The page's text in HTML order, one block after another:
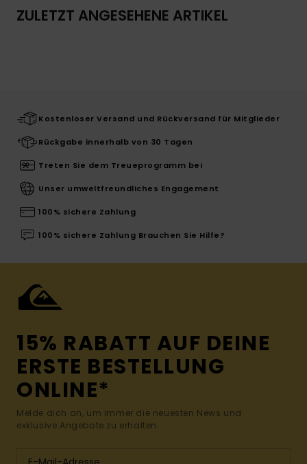
ZULETZT ANGESEHENE ARTIKEL
Kostenloser Versand und Rückversand für Mitglieder
Rückgabe innerhalb von 30 Tagen
Treten Sie dem Treueprogramm bei
Unser umweltfreundliches Engagement
100% sichere Zahlung
100% sichere Zahlung Brauchen Sie Hilfe?
15% RABATT AUF DEINE
ERSTE BESTELLUNG
ONLINE*
Melde dich an, um immer die neuesten News und
exklusive Angebote zu erhalten.